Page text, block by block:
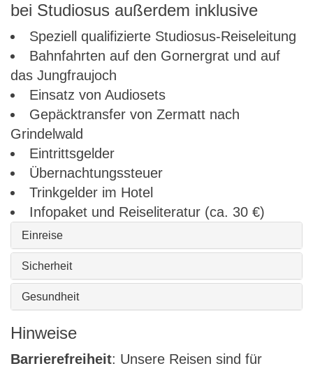
bei Studiosus außerdem inklusive
Speziell qualifizierte Studiosus-Reiseleitung
Bahnfahrten auf den Gornergrat und auf
das Jungfraujoch
Einsatz von Audiosets
Gepäcktransfer von Zermatt nach
Grindelwald
Eintrittsgelder
Übernachtungssteuer
Trinkgelder im Hotel
Infopaket und Reiseliteratur (ca. 30 €)
Einreise
Sicherheit
Gesundheit
Hinweise
Barrierefreiheit: Unsere Reisen sind für